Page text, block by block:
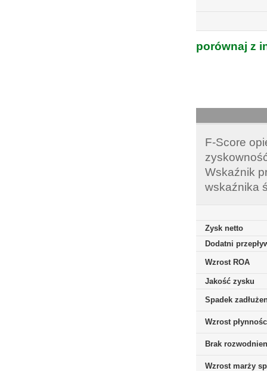
porównaj z
F-Score
Wskaźnik
wskaźnika
Zysk netto
Dodatni
Wzrost ROA
Jakość zysku
Spadek
Wzrost
Brak
Wzrost marży